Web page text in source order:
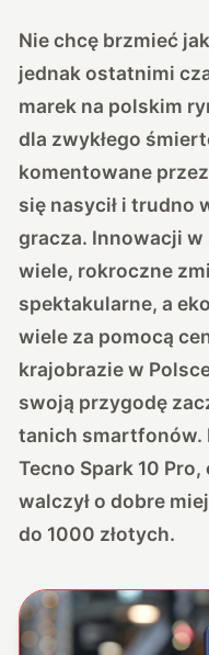
Nie chcę brzmieć
jednak ostatnimi
marek na polskim
dla zwykłego
komentowane
się nasycił i trudno
gracza. Innowacji
wiele, rokroczne
spektakularne, a
wiele za pomocą
krajobrazie w
swoją przygodę
tanich smartfonów.
Tecno Spark 10
walczył o dobre
do 1000 złotych.